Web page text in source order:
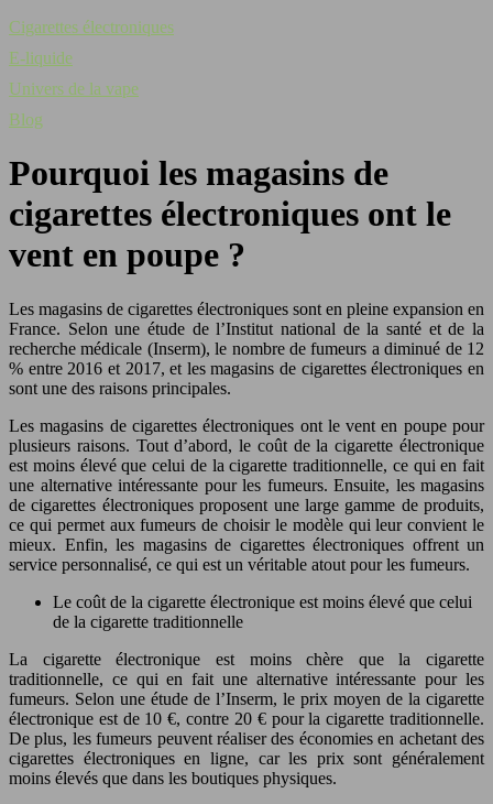
Cigarettes électroniques
E-liquide
Univers de la vape
Blog
Pourquoi les magasins de
cigarettes électroniques ont le
vent en poupe ?
Les magasins de cigarettes électroniques sont en pleine expansion en
France. Selon une étude de l’Institut national de la santé et de la
recherche médicale (Inserm), le nombre de fumeurs a diminué de 12
% entre 2016 et 2017, et les magasins de cigarettes électroniques en
sont une des raisons principales.
Les magasins de cigarettes électroniques ont le vent en poupe pour
plusieurs raisons. Tout d’abord, le coût de la cigarette électronique
est moins élevé que celui de la cigarette traditionnelle, ce qui en fait
une alternative intéressante pour les fumeurs. Ensuite, les magasins
de cigarettes électroniques proposent une large gamme de produits,
ce qui permet aux fumeurs de choisir le modèle qui leur convient le
mieux. Enfin, les magasins de cigarettes électroniques offrent un
service personnalisé, ce qui est un véritable atout pour les fumeurs.
Le coût de la cigarette électronique est moins élevé que celui
de la cigarette traditionnelle
La cigarette électronique est moins chère que la cigarette
traditionnelle, ce qui en fait une alternative intéressante pour les
fumeurs. Selon une étude de l’Inserm, le prix moyen de la cigarette
électronique est de 10 €, contre 20 € pour la cigarette traditionnelle.
De plus, les fumeurs peuvent réaliser des économies en achetant des
cigarettes électroniques en ligne, car les prix sont généralement
moins élevés que dans les boutiques physiques.